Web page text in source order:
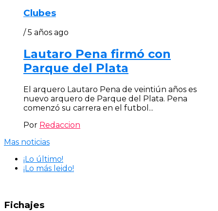
Clubes
/ 5 años ago
Lautaro Pena firmó con
Parque del Plata
El arquero Lautaro Pena de veintiún años es
nuevo arquero de Parque del Plata. Pena
comenzó su carrera en el futbol...
Por Redaccion
Mas noticias
¡Lo último!
¡Lo más leido!
Fichajes